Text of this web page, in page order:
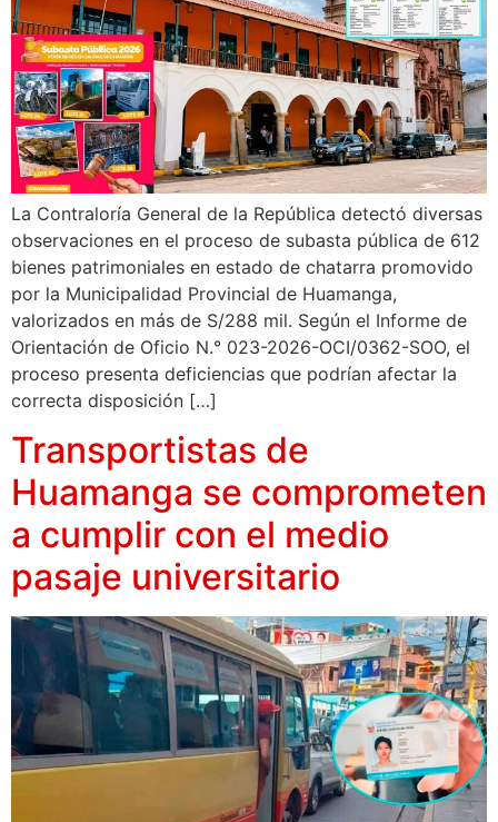
La Contraloría General de la República detectó diversas
observaciones en el proceso de subasta pública de 612
bienes patrimoniales en estado de chatarra promovido
por la Municipalidad Provincial de Huamanga,
valorizados en más de S/288 mil. Según el Informe de
Orientación de Oficio N.° 023-2026-OCI/0362-SOO, el
proceso presenta deficiencias que podrían afectar la
correcta disposición […]
Transportistas de
Huamanga se comprometen
a cumplir con el medio
pasaje universitario